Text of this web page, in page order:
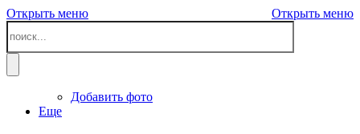
Открыть меню Открыть меню
Добавить фото
Еще